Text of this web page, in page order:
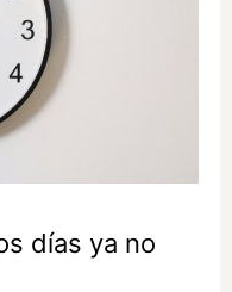
días ya no